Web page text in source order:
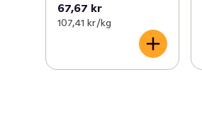
67,67 kr
107,41 kr /kg